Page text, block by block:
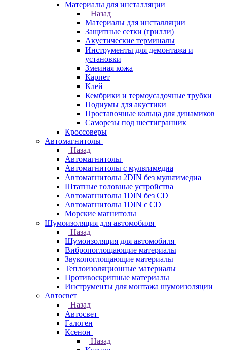
Материалы для инсталляции
Назад
Материалы для инсталляции
Защитные сетки (грилли)
Акустические терминалы
Инструменты для демонтажа и
установки
Змеиная кожа
Карпет
Клей
Кембрики и термоусадочные трубки
Подиумы для акустики
Проставочные кольца для динамиков
Саморезы под шестигранник
Кроссоверы
Автомагнитолы
Назад
Автомагнитолы
Автомагнитолы с мультимедиа
Автомагнитолы 2DIN без мультимедиа
Штатные головные устройства
Автомагнитолы 1DIN без CD
Автомагнитолы 1DIN с CD
Морские магнитолы
Шумоизоляция для автомобиля
Назад
Шумоизоляция для автомобиля
Вибропоглощающие материалы
Звукопоглощающие материалы
Теплоизоляционные материалы
Противоскрипные материалы
Инструменты для монтажа шумоизоляции
Автосвет
Назад
Автосвет
Галоген
Ксенон
Назад